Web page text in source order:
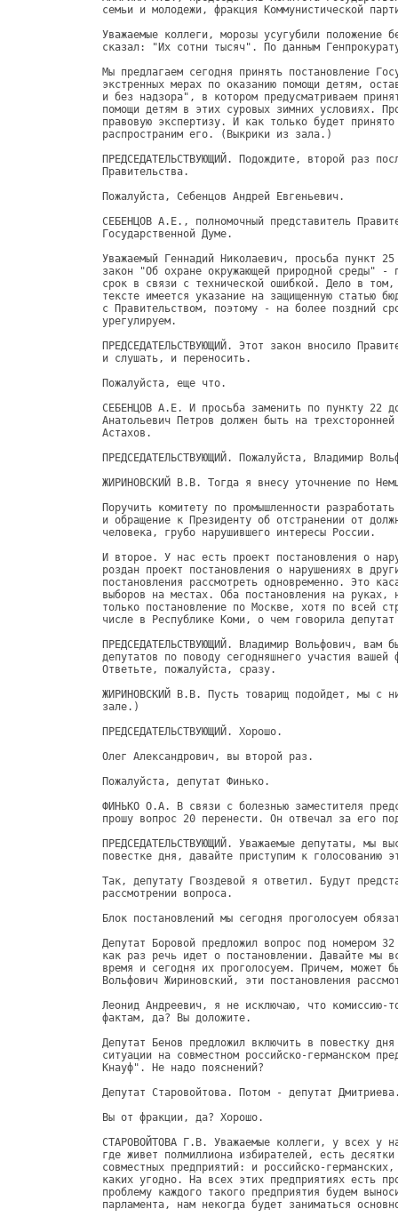
я принять постановление Государственной Думы "Об            
экстренных мерах по оказанию помощи детям, оставшимся без попечения родителей   
и без надзора", в котором предусматриваем принятие неотложных мер по оказанию   
помощи детям в этих суровых зимних условиях. Проект постановления прошел        
правовую экспертизу. И как только будет принято предложение, мы немедленно      
распространим его. (Выкрики из зала.)                                           
                                                                                
ПРЕДСЕДАТЕЛЬСТВУЮЩИЙ. Подождите, второй раз после всех. Сначала представитель   
Правительства.                                                                  
                                                                                
Пожалуйста, Себенцов Андрей Евгеньевич.                                         
                                                                                
СЕБЕНЦОВ А.Е., полномочный представитель Правительства Российской Федерации в   
Государственной Думе.                                                           
                                                                                
Уважаемый Геннадий Николаевич, просьба пункт 25 - о внесении изменений в        
закон "Об охране окружающей природной среды" - перенести на более поздний       
срок в связи с технической ошибкой. Дело в том, что в розданном депутатам       
тексте имеется указание на защищенную статью бюджета, что не было согласовано   
с Правительством, поэтому - на более поздний срок. Мы этот вопрос               
урегулируем.                                                                    
                                                                                
ПРЕДСЕДАТЕЛЬСТВУЮЩИЙ. Этот закон вносило Правительство, поэтому вы вправе это   
и слушать, и переносить.                                                        
                                                                                
Пожалуйста, еще что.                                                            
                                                                                
СЕБЕНЦОВ А.Е. И просьба заменить по пункту 22 докладчика. Поскольку Владимир    
Анатольевич Петров должен быть на трехсторонней комиссии, будет выступать       
Астахов.                                                                        
                                                                                
ПРЕДСЕДАТЕЛЬСТВУЮЩИЙ. Пожалуйста, Владимир Вольфович Жириновский.               
                                                                                
ЖИРИНОВСКИЙ В.В. Тогда я внесу уточнение по Немцову.                            
                                                                                
Поручить комитету по промышленности разработать проект постановления Госдумы    
и обращение к Президенту об отстранении от должности этого вице-премьера как    
человека, грубо нарушившего интересы России.                                    
                                                                                
И второе. У нас есть проект постановления о нарушениях по выборам в Москве, и   
роздан проект постановления о нарушениях в других регионах. Я прошу два         
постановления рассмотреть одновременно. Это касается одного и того же -         
выборов на местах. Оба постановления на руках, но в повестку дня включено       
только постановление по Москве, хотя по всей стране эти нарушения идут, в том   
числе в Республике Коми, о чем говорила депутат Чистоходова.                    
                                                                                
ПРЕДСЕДАТЕЛЬСТВУЮЩИЙ. Владимир Вольфович, вам был вопрос от кого-то из          
депутатов по поводу сегодняшнего участия вашей фракции в голосованиях.          
Ответьте, пожалуйста, сразу.                                                    
                                                                                
ЖИРИНОВСКИЙ В.В. Пусть товарищ подойдет, мы с ним разберемся. (Оживление в      
зале.)                                                                          
                                                                                
ПРЕДСЕДАТЕЛЬСТВУЮЩИЙ. Хорошо.